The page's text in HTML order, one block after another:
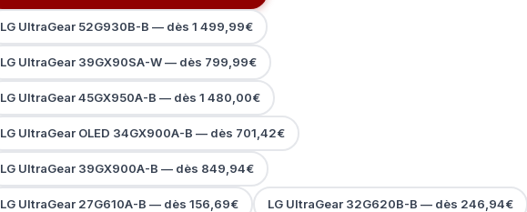
LG UltraGear 52G930B-B — dès 1 499,99€
LG UltraGear 39GX90SA-W — dès 799,99€
LG UltraGear 45GX950A-B — dès 1 480,00€
LG UltraGear OLED 34GX900A-B — dès 701,42€
LG UltraGear 39GX900A-B — dès 849,94€
LG UltraGear 27G610A-B — dès 156,69€ LG UltraGear 32G620B-B — dès 246,94€